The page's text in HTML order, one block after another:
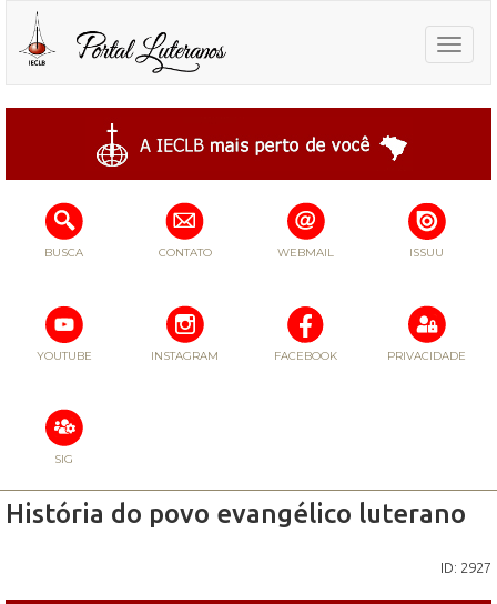
Toggle
BUSCA CONTATO WEBMAIL ISSUU
YOUTUBE INSTAGRAM FACEBOOK PRIVACIDADE
SIG
História do povo evangélico luterano
ID: 2927